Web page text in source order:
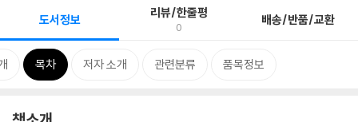
도서정보 리뷰/한줄평
0 배송/반품/교환
목차 저자 소개 관련분류 품목정보